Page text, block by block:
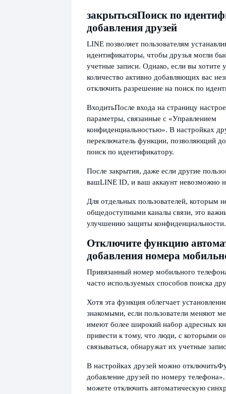
закрытьсяПоиск по
добавления друзей
LINE позволяет пользователям
идентификаторы, чтобы друзья могли
учетные записи. Однако, если вы хотите
количество активно добавляющих вас
отключить разрешение на поиск по
ВходитьПосле входа на страницу
параметры, связанные с «Управлением
конфиденциальностью». В настройках
переключатель функции, позволяющий
поиск по идентификатору.
После закрытия, даже если другие
вашLINE ID, и ваш аккаунт невозможно
Для отдельных пользователей, которым
общедоступными каналы связи, это
улучшению защиты конфиденциальности.
Отключите функцию
добавления номера
Привязанный номер мобильного
часто используемых способов поиска
Хотя эта функция облегчает
знакомыми, если пользователи меняют
имеют более широкий набор адресных
привести к тому, что люди, с которыми
связываться, обнаружат их учетные
В настройках друзей можно отключить
добавление друзей по номеру
можете отключить автоматическую